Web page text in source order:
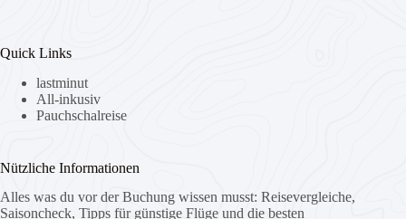
Quick Links
lastminut
All-inkusiv
Pauchschalreise
Nützliche Informationen
Alles was du vor der Buchung wissen musst: Reisevergleiche,
Saisoncheck, Tipps für günstige Flüge und die besten